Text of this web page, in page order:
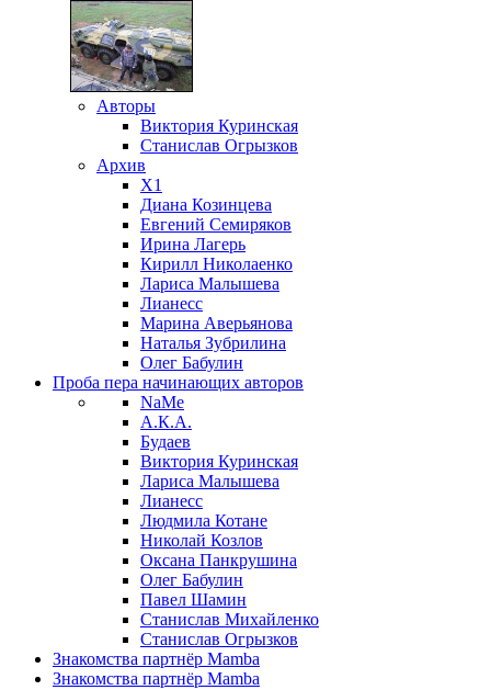
Авторы
Виктория Куринская
Станислав Огрызков
Архив
X1
Диана Козинцева
Евгений Семиряков
Ирина Лагерь
Кирилл Николаенко
Лариса Малышева
Лианесс
Марина Аверьянова
Наталья Зубрилина
Олег Бабулин
Проба пера начинающих авторов
NaMe
А.К.А.
Будаев
Виктория Куринская
Лариса Малышева
Лианесс
Людмила Котане
Николай Козлов
Оксана Панкрушина
Олег Бабулин
Павел Шамин
Станислав Михайленко
Станислав Огрызков
Знакомства партнёр Mamba
Знакомства партнёр Mamba